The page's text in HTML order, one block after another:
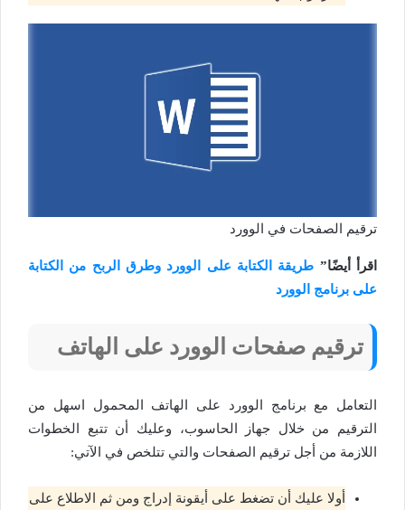
ترقيم الصفحات في الوورد
اقرأ أيضًا” طريقة الكتابة على الوورد وطرق الربح من الكتابة
على برنامج الوورد
ترقيم صفحات الوورد على الهاتف
التعامل مع برنامج الوورد على الهاتف المحمول اسهل من
الترقيم من خلال جهاز الحاسوب، وعليك أن تتبع الخطوات
اللازمة من أجل ترقيم الصفحات والتي تتلخص في الآتي:
أولا عليك أن تضغط على أيقونة إدراج ومن ثم الاطلاع على